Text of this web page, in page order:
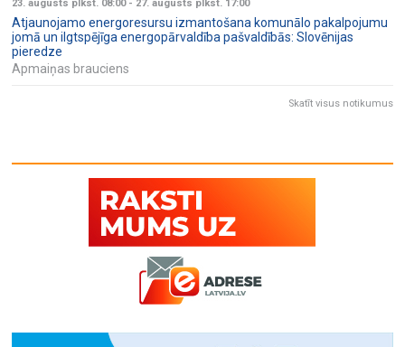
23. augusts plkst. 08:00- 27. augusts plkst. 17:00
Atjaunojamo energoresursu izmantošana komunālo pakalpojumu
jomā un ilgtspējīga energopārvaldība pašvaldībās: Slovēnijas
pieredze
Apmaiņas brauciens
Skatīt visus notikumus